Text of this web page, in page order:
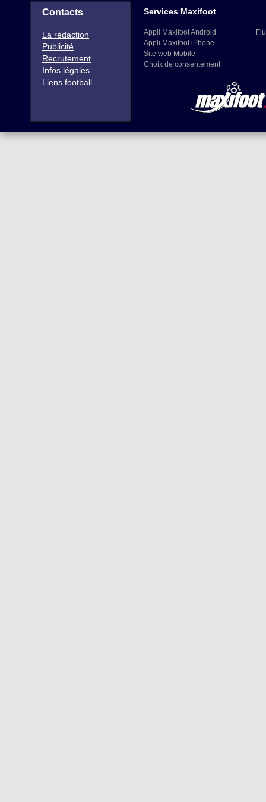
Contacts
La rédaction
Publicité
Recrutement
Infos légales
Liens football
Services Maxifoot
Appli Maxifoot Android
Appli Maxifoot iPhone
Site web Mobile
Choix de consentement